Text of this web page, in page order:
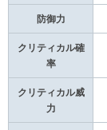
防御力
クリティカル確
率
クリティカル威
力